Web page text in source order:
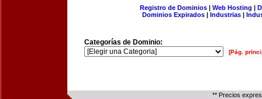
Registro de Dominios| Web Hosting |
Dominios Expirados | Industrias |
Categorías de Dominio:
[Pág.
** Precios